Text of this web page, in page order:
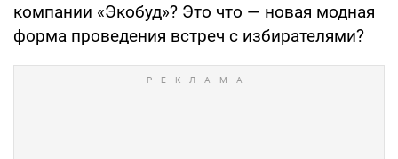
компании «Экобуд»? Это что — новая модная
форма проведения встреч с избирателями?